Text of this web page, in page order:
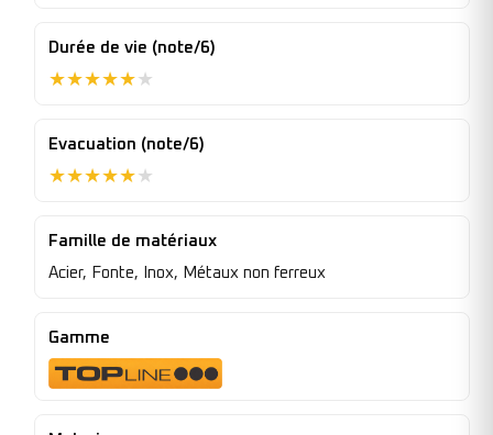
Durée de vie (note/6)
★★★★★★
Evacuation (note/6)
★★★★★★
Famille de matériaux
Acier, Fonte, Inox, Métaux non ferreux
Gamme